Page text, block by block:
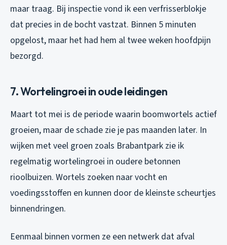
maar traag. Bij inspectie vond ik een verfrisserblokje
dat precies in de bocht vastzat. Binnen 5 minuten
opgelost, maar het had hem al twee weken hoofdpijn
bezorgd.
7. Wortelingroei in oude leidingen
Maart tot mei is de periode waarin boomwortels actief
groeien, maar de schade zie je pas maanden later. In
wijken met veel groen zoals Brabantpark zie ik
regelmatig wortelingroei in oudere betonnen
rioolbuizen. Wortels zoeken naar vocht en
voedingsstoffen en kunnen door de kleinste scheurtjes
binnendringen.
Eenmaal binnen vormen ze een netwerk dat afval